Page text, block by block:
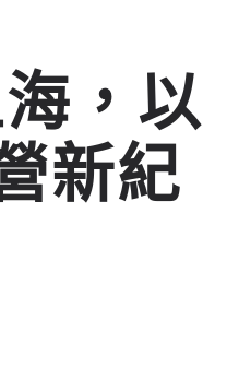
，以
新紀